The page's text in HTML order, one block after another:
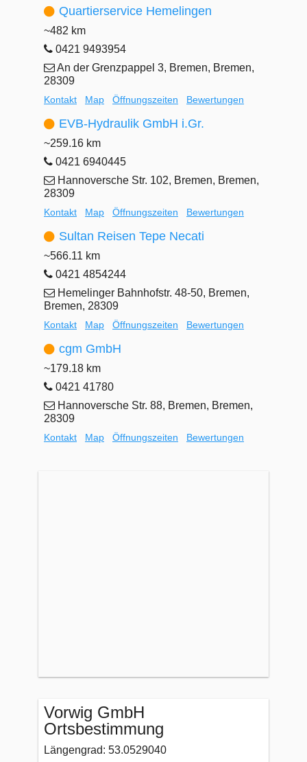
Quartierservice Hemelingen
~482 km
0421 9493954
An der Grenzpappel 3, Bremen, Bremen,
28309
Kontakt Map Öffnungszeiten Bewertungen
EVB-Hydraulik GmbH i.Gr.
~259.16 km
0421 6940445
Hannoversche Str. 102, Bremen, Bremen,
28309
Kontakt Map Öffnungszeiten Bewertungen
Sultan Reisen Tepe Necati
~566.11 km
0421 4854244
Hemelinger Bahnhofstr. 48-50, Bremen,
Bremen, 28309
Kontakt Map Öffnungszeiten Bewertungen
cgm GmbH
~179.18 km
0421 41780
Hannoversche Str. 88, Bremen, Bremen,
28309
Kontakt Map Öffnungszeiten Bewertungen
Vorwig GmbH
Ortsbestimmung
Längengrad: 53.0529040